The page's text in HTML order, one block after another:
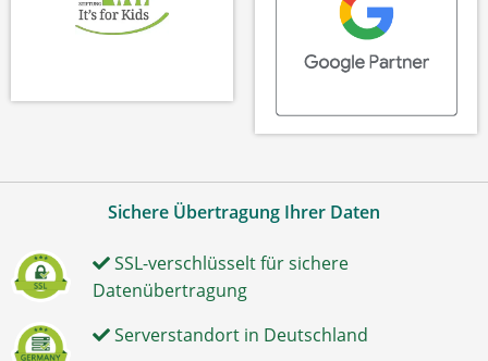
Sichere Übertragung Ihrer Daten
SSL-verschlüsselt für sichere
Datenübertragung
Serverstandort in Deutschland